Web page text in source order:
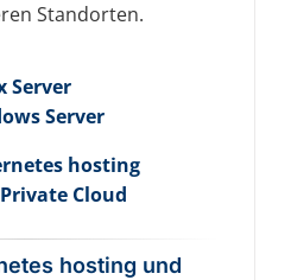
Standorten.
Server
Server
hosting
Cloud
hosting und